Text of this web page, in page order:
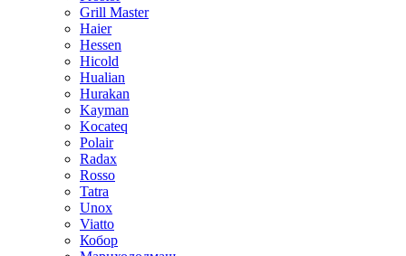
Grill Master
Haier
Hessen
Hicold
Hualian
Hurakan
Kayman
Kocateq
Polair
Radax
Rosso
Tatra
Unox
Viatto
Кобор